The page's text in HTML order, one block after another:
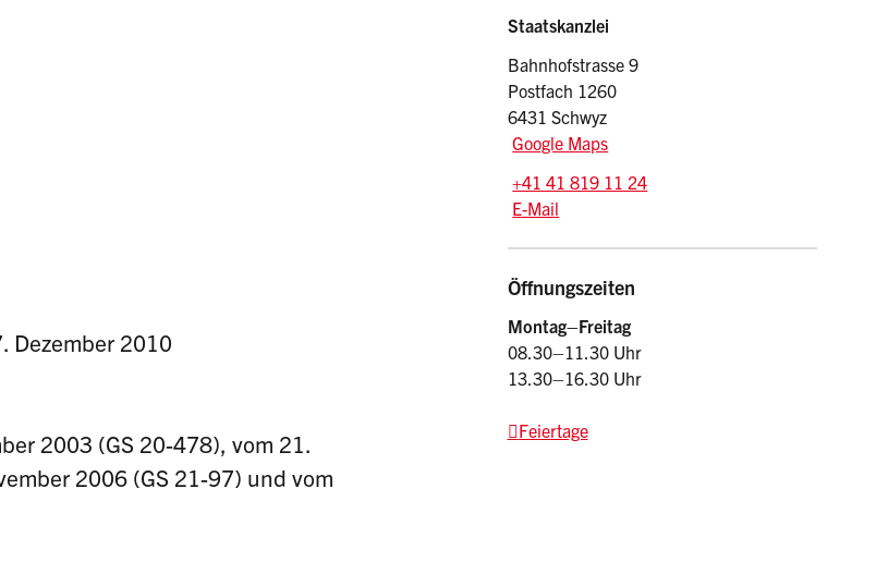
Dezember 2010
2003 (GS 20-478), vom 21.
2006 (GS 21-97) und vom
Sidebar
Adresse
Staatskanzlei
Bahnhofstrasse 9
Postfach 1260
6431 Schwyz
Google Maps
Tel.:
+41 41 819 11 24
E-Mail: srsz
E-Mail
Öffnungszeiten
Montag–Freitag
08.30–11.30 Uhr
13.30–16.30 Uhr
Feiertage